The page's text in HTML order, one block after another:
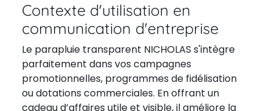
Contexte d'utilisation en
communication d'entreprise
Le parapluie transparent NICHOLAS s'intègre
parfaitement dans vos campagnes
promotionnelles, programmes de fidélisation
ou dotations commerciales. En offrant un
cadeau d’affaires utile et visible, il améliore la